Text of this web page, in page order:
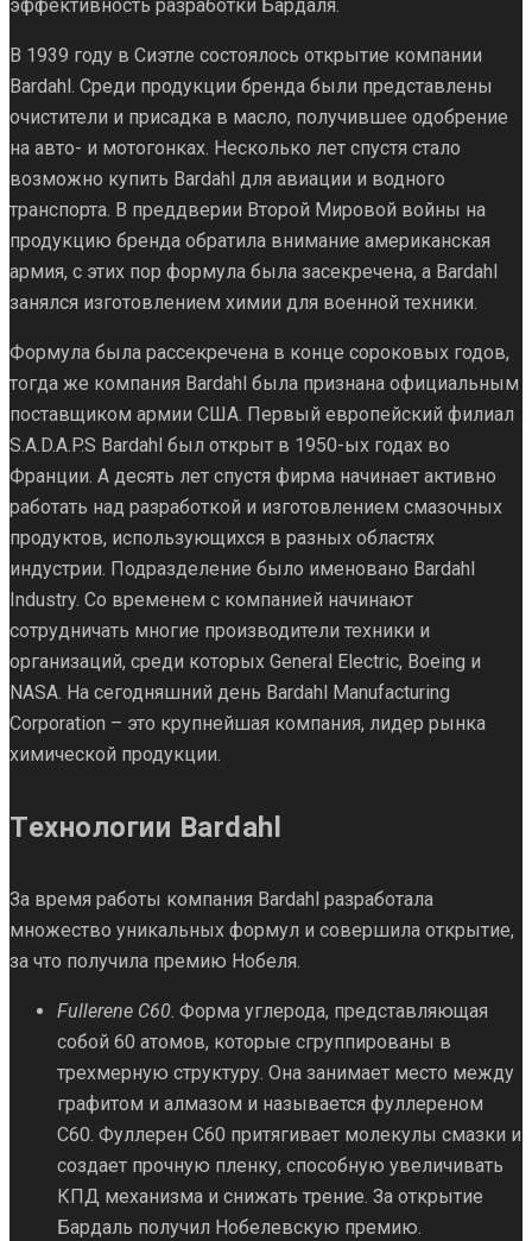
эффективность разработки Бардаля.
В 1939 году в Сиэтле состоялось открытие компании
Bardahl. Среди продукции бренда были представлены
очистители и присадка в масло, получившее одобрение
на авто- и мотогонках. Несколько лет спустя стало
возможно купить Bardahl для авиации и водного
транспорта. В преддверии Второй Мировой войны на
продукцию бренда обратила внимание американская
армия, с этих пор формула была засекречена, а Bardahl
занялся изготовлением химии для военной техники.
Формула была рассекречена в конце сороковых годов,
тогда же компания Bardahl была признана официальным
поставщиком армии США. Первый европейский филиал
S.A.D.A.P.S Bardahl был открыт в 1950-ых годах во
Франции. А десять лет спустя фирма начинает активно
работать над разработкой и изготовлением смазочных
продуктов, использующихся в разных областях
индустрии. Подразделение было именовано Bardahl
Industry. Со временем с компанией начинают
сотрудничать многие производители техники и
организаций, среди которых General Electric, Boeing и
NASA. На сегодняшний день Bardahl Manufacturing
Corporation – это крупнейшая компания, лидер рынка
химической продукции.
Технологии Bardahl
За время работы компания Bardahl разработала
множество уникальных формул и совершила открытие,
за что получила премию Нобеля.
Fullerene C60. Форма углерода, представляющая
собой 60 атомов, которые сгруппированы в
трехмерную структуру. Она занимает место между
графитом и алмазом и называется фуллереном
С60. Фуллерен С60 притягивает молекулы смазки и
создает прочную пленку, способную увеличивать
КПД механизма и снижать трение. За открытие
Бардаль получил Нобелевскую премию.